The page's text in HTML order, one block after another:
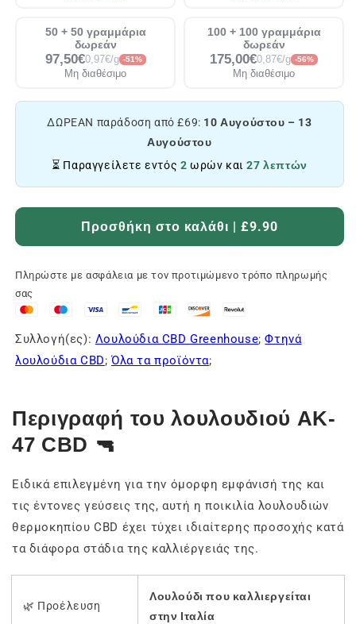
50 + 50 γραμμάρια
δωρεάν
97,50€0,97€/g -51%
Μη διαθέσιμο
100 + 100 γραμμάρια
δωρεάν
175,00€0,87€/g -56%
Μη διαθέσιμο
ΔΩΡΕΑΝ παράδοση από £69: 10 Αυγούστου – 13
Αυγούστου
⏳ Παραγγείλετε εντός 2 ωρών και27 λεπτών
Προσθήκη στο καλάθι | £9.90
Πληρώστε με ασφάλεια με τον προτιμώμενο τρόπο πληρωμής
σας
Συλλογή(ες): Λουλούδια CBD Greenhouse;Φτηνά
λουλούδια CBD;Όλα τα προϊόντα;
Περιγραφή του λουλουδιού AK-
47 CBD 🔫
Ειδικά επιλεγμένη για την όμορφη εμφάνισή της και
τις έντονες γεύσεις της, αυτή η ποικιλία λουλουδιών
θερμοκηπίου CBD έχει τύχει ιδιαίτερης προσοχής κατά
τα διάφορα στάδια της καλλιέργειάς της.
🌿 Προέλευση
Λουλούδι που καλλιεργείται
στην Ιταλία